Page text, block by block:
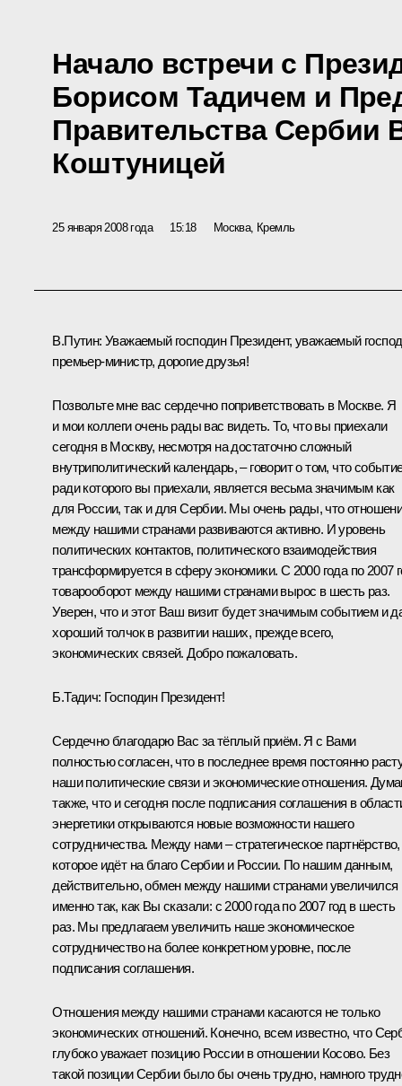
Начало встречи с
Борисом Тадичем и
Правительства Сербии
Коштуницей
25 января 2008 года 15:18 Москва, Кремль
В.Путин: Уважаемый господин Президент, уважаемый
премьер-министр, дорогие друзья!
Позвольте мне вас сердечно поприветствовать в Москве. Я
и мои коллеги очень рады вас видеть. То, что вы приехали
сегодня в Москву, несмотря на достаточно сложный
внутриполитический календарь, – говорит о том, что
ради которого вы приехали, является весьма значимым как
для России, так и для Сербии. Мы очень рады, что
между нашими странами развиваются активно. И уровень
политических контактов, политического взаимодействия
трансформируется в сферу экономики. С 2000 года по 2007
товарооборот между нашими странами вырос в шесть раз.
Уверен, что и этот Ваш визит будет значимым событием и
хороший толчок в развитии наших, прежде всего,
экономических связей. Добро пожаловать.
Б.Тадич: Господин Президент!
Сердечно благодарю Вас за тёплый приём. Я с Вами
полностью согласен, что в последнее время постоянно
наши политические связи и экономические отношения.
также, что и сегодня после подписания соглашения в
энергетики открываются новые возможности нашего
сотрудничества. Между нами – стратегическое партнёрство,
которое идёт на благо Сербии и России. По нашим данным,
действительно, обмен между нашими странами увеличился
именно так, как Вы сказали: с 2000 года по 2007 год в шесть
раз. Мы предлагаем увеличить наше экономическое
сотрудничество на более конкретном уровне, после
подписания соглашения.
Отношения между нашими странами касаются не только
экономических отношений. Конечно, всем известно, что
глубоко уважает позицию России в отношении Косово. Без
такой позиции Сербии было бы очень трудно, намного